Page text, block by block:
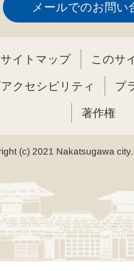
メールでのお問い
サイトマップ このサ
クセシビリティ プ
著作権
(c) 2021 Nakatsugawa